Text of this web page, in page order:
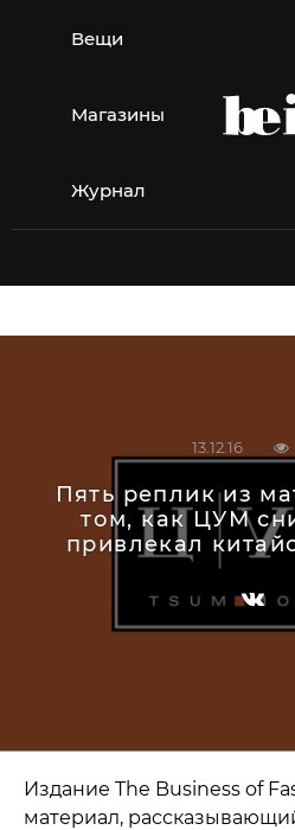
содержимому
Вещи
Магазины
Журнал
13.12.16
Пять реплик из
том, как ЦУМ
привлекал
Издание The Business of
материал,